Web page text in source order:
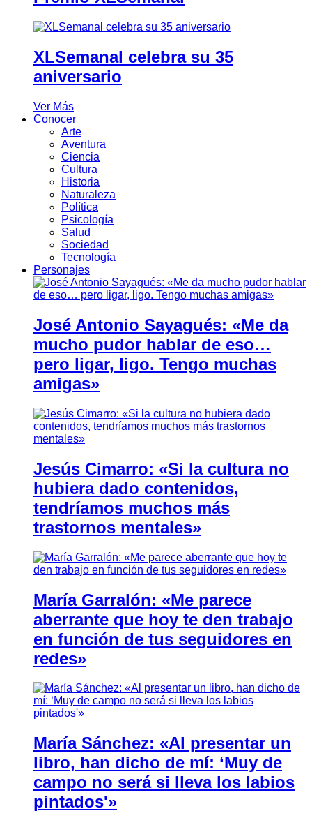
XLSemanal celebra su 35
aniversario
Ver Más
Conocer
Arte
Aventura
Ciencia
Cultura
Historia
Naturaleza
Política
Psicología
Salud
Sociedad
Tecnología
Personajes
José Antonio Sayagués: «Me da
mucho pudor hablar de eso…
pero ligar, ligo. Tengo muchas
amigas»
Jesús Cimarro: «Si la cultura no
hubiera dado contenidos,
tendríamos muchos más
trastornos mentales»
María Garralón: «Me parece
aberrante que hoy te den trabajo
en función de tus seguidores en
redes»
María Sánchez: «Al presentar un
libro, han dicho de mí: ‘Muy de
campo no será si lleva los labios
pintados'»